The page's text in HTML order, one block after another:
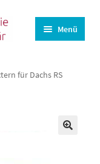
Menü
öffnen
für Dachs RS